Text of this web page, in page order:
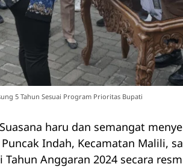
5 Tahun Sesuai Program Prioritas Bupati
haru dan semangat
Indah, Kecamatan Malili,
Tahun Anggaran 2024 secara